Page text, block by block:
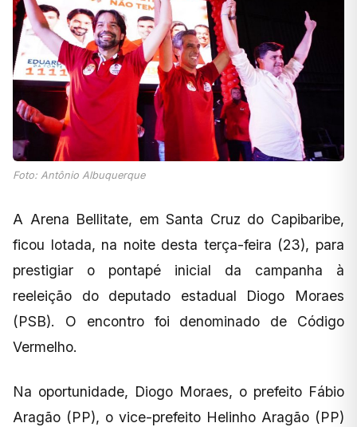
Foto: Antônio Albuquerque
A Arena Bellitate, em Santa Cruz do Capibaribe,
ficou lotada, na noite desta terça-feira (23), para
prestigiar o pontapé inicial da campanha à
reeleição do deputado estadual Diogo Moraes
(PSB). O encontro foi denominado de Código
Vermelho.
Na oportunidade, Diogo Moraes, o prefeito Fábio
Aragão (PP), o vice-prefeito Helinho Aragão (PP)